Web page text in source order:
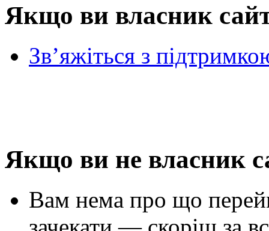
Якщо ви власник
Зв’яжіться з
Якщо ви не власник
Вам нема про що